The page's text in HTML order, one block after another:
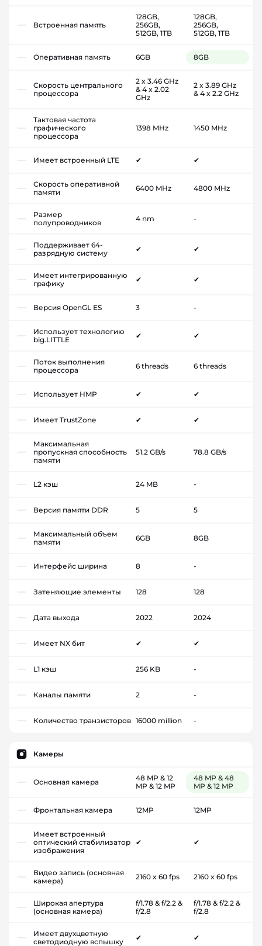
Встроенная память
128GB,
256GB,
512GB, 1TB
128GB,
256GB,
512GB, 1TB
Оперативная память 6GB 8GB
Скорость центрального
процессора
2 x 3.46 GHz
& 4 x 2.02
GHz
2 x 3.89 GHz
& 4 x 2.2 GHz
Тактовая частота
графического
процессора
1398 MHz 1450 MHz
Имеет встроенный LTE ✔ ✔
Скорость оперативной
памяти
6400 MHz 4800 MHz
Размер
полупроводников
4 nm -
Поддерживает 64-
разрядную систему
✔ ✔
Имеет интегрированную
графику
✔ ✔
Версия OpenGL ES 3 -
Использует технологию
big.LITTLE
✔ ✔
Поток выполнения
процессора
6 threads 6 threads
Использует HMP ✔ ✔
Имеет TrustZone ✔ ✔
Максимальная
пропускная способность
памяти
51.2 GB/s 78.8 GB/s
L2 кэш 24 MB -
Версия памяти DDR 5 5
Максимальный объем
памяти
6GB 8GB
Интерфейс ширина 8 -
Затеняющие элементы 128 128
Дата выхода 2022 2024
Имеет NX бит ✔ ✔
L1 кэш 256 KB -
Каналы памяти 2 -
Количество транзисторов 16000 million -
Камеры
Основная камера
48 MP & 12
MP & 12 MP
48 MP & 48
MP & 12 MP
Фронтальная камера 12MP 12MP
Имеет встроенный
оптический стабилизатор
изображения
✔ ✔
Видео запись (основная
камера)
2160 x 60 fps 2160 x 60 fps
Широкая апертура
(основная камера)
f/1.78 & f/2.2 &
f/2.8
f/1.78 & f/2.2 &
f/2.8
Имеет двухцветную
светодиодную вспышку
✔ ✔